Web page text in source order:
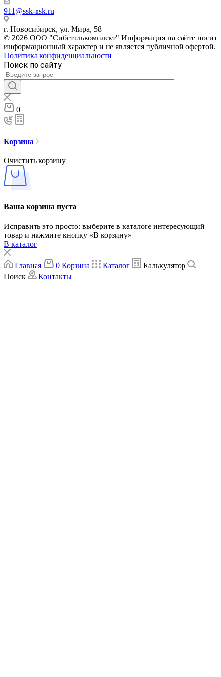
911@ssk-nsk.ru
г. Новосибирск, ул. Мира, 58
© 2026 ООО "Сибсталькомплект" Информация на сайте носит
информационный характер и не является публичной офертой.
Политика конфиденциальности
Поиск по сайту
0
Корзина
Очистить корзину
Ваша корзина пуста
Исправить это просто: выберите в каталоге интересующий
товар и нажмите кнопку «В корзину»
В каталог
Главная 0 Корзина Каталог
Калькулятор
Поиск
Контакты